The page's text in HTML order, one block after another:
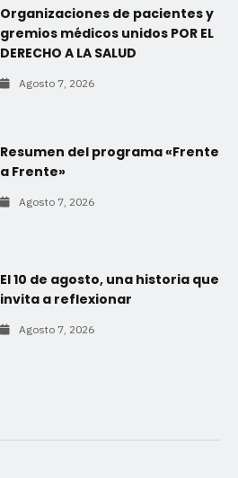
Organizaciones de pacientes y
gremios médicos unidos POR EL
DERECHO A LA SALUD
Agosto 7, 2026
Resumen del programa «Frente
a Frente»
Agosto 7, 2026
El 10 de agosto, una historia que
invita a reflexionar
Agosto 7, 2026